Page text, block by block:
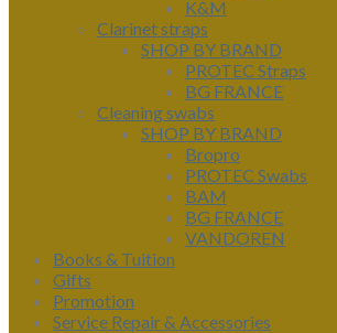
K&M
Clarinet straps
SHOP BY BRAND
PROTEC Straps
BG FRANCE
Cleaning swabs
SHOP BY BRAND
Bropro
PROTEC Swabs
BAM
BG FRANCE
VANDOREN
Books & Tuition
Gifts
Promotion
Service Repair & Accessories